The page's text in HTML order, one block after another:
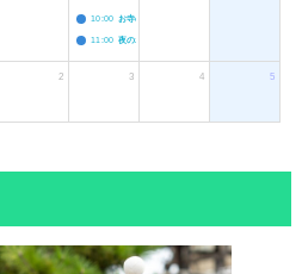
10:00 お寺のジャグリング教室
11:00 夜のボードゲーム会
2 3 4 5